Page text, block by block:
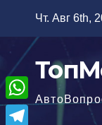
содержимому
Чт. Авг 6th,
W